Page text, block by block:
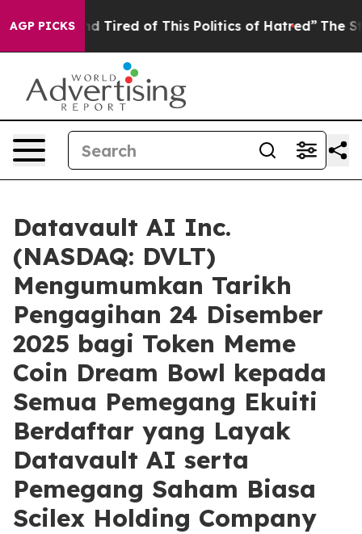
AGP PICKS
Tired of This Politics of Hatred” The Story Behind
Datavault AI Inc.
(NASDAQ: DVLT)
Mengumumkan Tarikh
Pengagihan 24 Disember
2025 bagi Token Meme
Coin Dream Bowl kepada
Semua Pemegang Ekuiti
Berdaftar yang Layak
Datavault AI serta
Pemegang Saham Biasa
Scilex Holding Company